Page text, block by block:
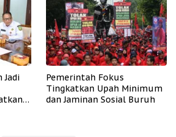
Jadi
Pemerintah Fokus
Tingkatkan Upah Minimum
dan Jaminan Sosial Buruh